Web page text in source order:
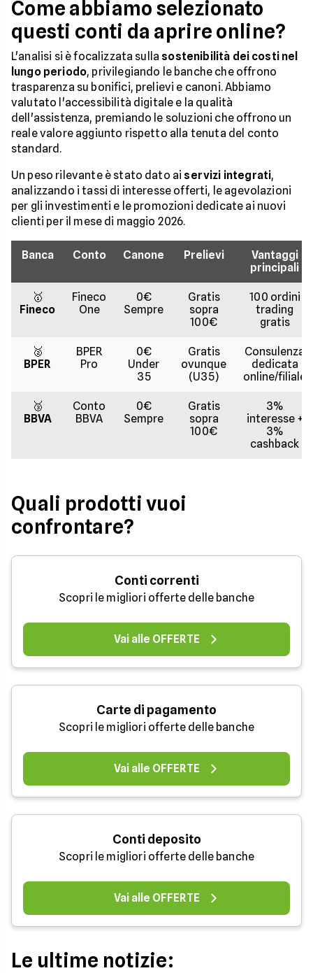
Come abbiamo selezionato
questi conti da aprire online?
L'analisi si è focalizzata sulla sostenibilità dei costi nel
lungo periodo, privilegiando le banche che offrono
trasparenza su bonifici, prelievi e canoni. Abbiamo
valutato l'accessibilità digitale e la qualità
dell'assistenza, premiando le soluzioni che offrono un
reale valore aggiunto rispetto alla tenuta del conto
standard.
Un peso rilevante è stato dato ai servizi integrati,
analizzando i tassi di interesse offerti, le agevolazioni
per gli investimenti e le promozioni dedicate ai nuovi
clienti per il mese di maggio 2026.
Banca Conto Canone Prelievi
Vantaggi
principali
🥇
Fineco
Fineco
One
0€
Sempre
Gratis
sopra
100€
100 ordini
trading
gratis
🥈
BPER
BPER
Pro
0€
Under
35
Gratis
ovunque
(U35)
Consulenza
dedicata
online/filiale
🥉
BBVA
Conto
BBVA
0€
Sempre
Gratis
sopra
100€
3%
interesse +
3%
cashback
Quali prodotti vuoi
confrontare?
Conti correnti
Scopri le migliori offerte delle banche
Vai alle OFFERTE
Carte di pagamento
Scopri le migliori offerte delle banche
Vai alle OFFERTE
Conti deposito
Scopri le migliori offerte delle banche
Vai alle OFFERTE
Le ultime notizie: